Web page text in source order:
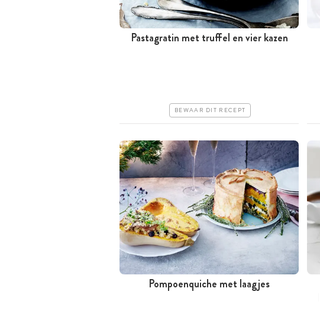
Pastagratin met truffel en vier kazen
BEWAAR DIT RECEPT
Pompoenquiche met laagjes